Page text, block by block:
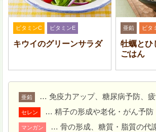
ビタミンC ビタミンE
キウイのグリーンサラダ
亜鉛 ビタ
牡蠣とひ
ごはん
亜鉛 … 免疫力アップ、糖尿病予防、
セレン … 精子の形成や老化・がん予防
マンガン … 骨の形成、糖質・脂質の代